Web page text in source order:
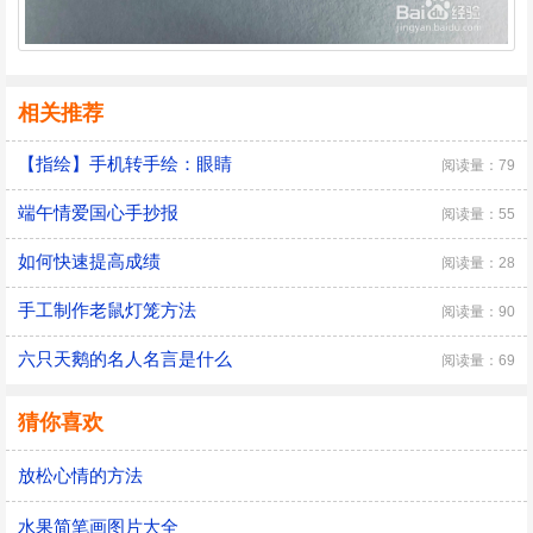
相关推荐
【指绘】手机转手绘：眼睛 阅读量：79
端午情爱国心手抄报 阅读量：55
如何快速提高成绩 阅读量：28
手工制作老鼠灯笼方法 阅读量：90
六只天鹅的名人名言是什么 阅读量：69
猜你喜欢
放松心情的方法
水果简笔画图片大全